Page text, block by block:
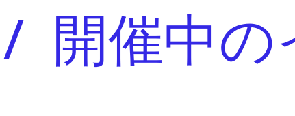
開催中の